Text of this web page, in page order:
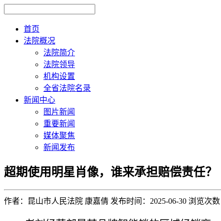
首页
法院概况
法院简介
法院领导
机构设置
全省法院名录
新闻中心
图片新闻
重要新闻
媒体聚焦
新闻发布
超期使用明星肖像，谁来承担赔偿责任？
作者：昆山市人民法院 康嘉倩 发布时间：2025-06-30 浏览次